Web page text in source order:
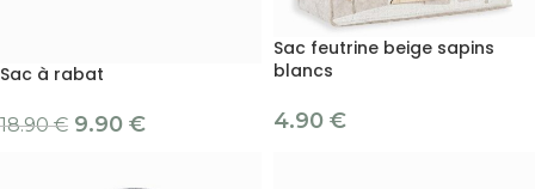
Sac à rabat
18.90€ 9.90 €
Sac feutrine beige sapins
blancs
4.90 €